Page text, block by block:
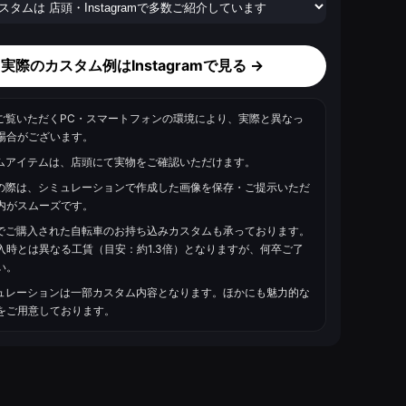
実際のカスタム例はInstagramで見る →
覧いただくPC・スマートフォンの環境により、実際と異なっ
合がございます。
アイテムは、店頭にて実物をご確認いただけます。
際は、シミュレーションで作成した画像を保存・ご提示いただ
がスムーズです。
ご購入された自転車のお持ち込みカスタムも承っております。
時とは異なる工賃（目安：約1.3倍）となりますが、何卒ご了
レーションは一部カスタム内容となります。ほかにも魅力的な
ご用意しております。